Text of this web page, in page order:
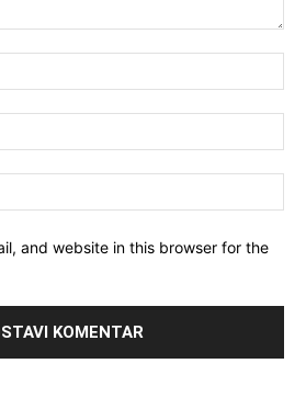
and website in this browser for the